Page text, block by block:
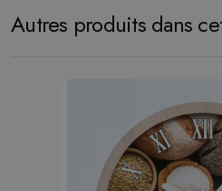
Autres produits dans